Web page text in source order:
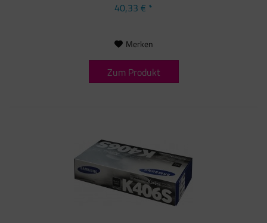
40,33 € *
Merken
Zum Produkt